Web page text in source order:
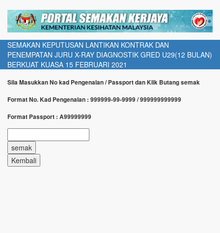
SEMAKAN KEPUTUSAN LANTIKAN KONTRAK DAN
PENEMPATAN JURU X-RAY DIAGNOSTIK GRED U29(12 BULAN)
BERKUAT KUASA 15 FEBRUARI 2021
Sila Masukkan No kad Pengenalan / Passport dan Klik Butang semak
Format No. Kad Pengenalan : 999999-99-9999 / 999999999999
Format Passport : A99999999